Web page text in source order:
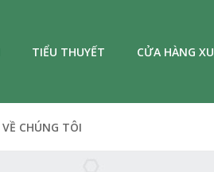
TIỂU THUYẾT CỬA HÀNG XU
VỀ CHÚNG TÔI